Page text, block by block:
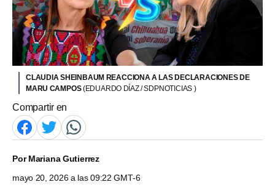
CLAUDIA SHEINBAUM REACCIONA A LAS DECLARACIONES DE
MARU CAMPOS(EDUARDO DÍAZ / SDPNOTICIAS )
Compartir en
PorMariana Gutierrez
mayo 20, 2026 a las 09:22 GMT-6